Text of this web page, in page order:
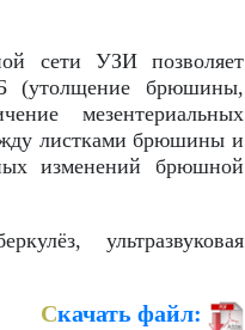
сети УЗИ позволяет
(утолщение брюшины,
мезентериальных
листками брюшины и
изменений брюшной
ультразвуковая
Скачать файл: